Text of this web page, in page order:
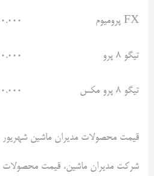
FX پرومیوم
تیگو ۸ پرو
تیگو ۸ پرو مکس
قیمت محصولات مدیران ماشین شهریور ۱۴۰۲
شرکت مدیران ماشین، قیمت محصولات